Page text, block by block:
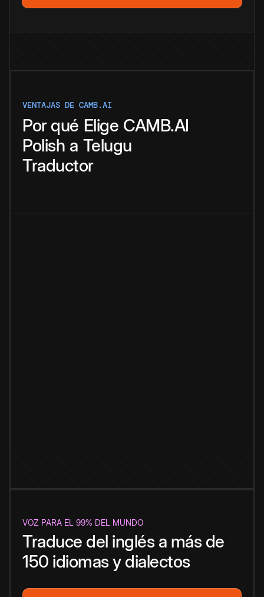
VENTAJAS DE CAMB.AI
Por qué Elige CAMB.AI
Polish a Telugu
Traductor
VOZ PARA EL 99% DEL MUNDO
Traduce del inglés a más de
150 idiomas y dialectos